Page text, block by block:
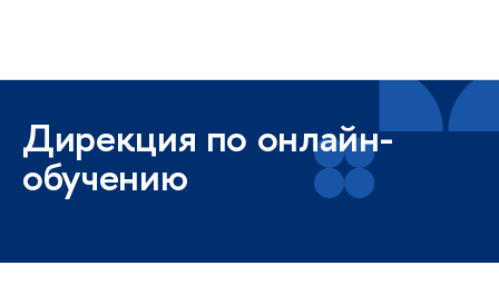
Дирекция по онлайн-
обучению